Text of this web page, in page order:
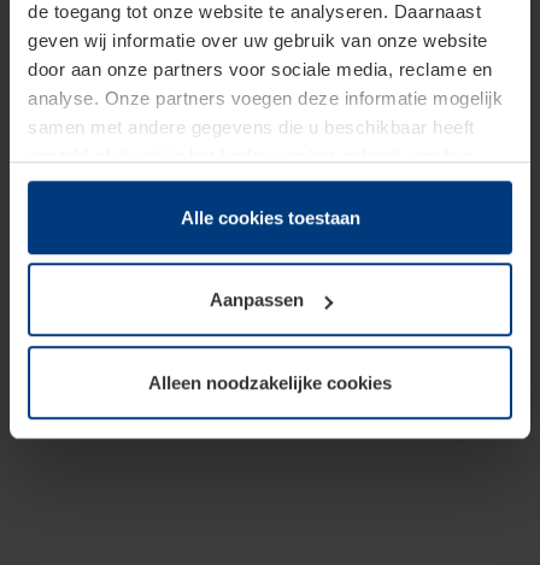
de toegang tot onze website te analyseren. Daarnaast
geven wij informatie over uw gebruik van onze website
door aan onze partners voor sociale media, reclame en
analyse. Onze partners voegen deze informatie mogelijk
samen met andere gegevens die u beschikbaar heeft
dienstverlening hebben verzameld.
Juridisch zijn wij gerechtigd om cookies op uw computer
onze pagina's absoluut noodzakelijk is. Voor alle andere
soorten cookies is uw toestemming vereist. Uw
toestemming kunt u op elk moment bij de uitleg van de
wijzigen of herroepen.
Alle cookies toestaan
Aanpassen
Alleen noodzakelijke cookies